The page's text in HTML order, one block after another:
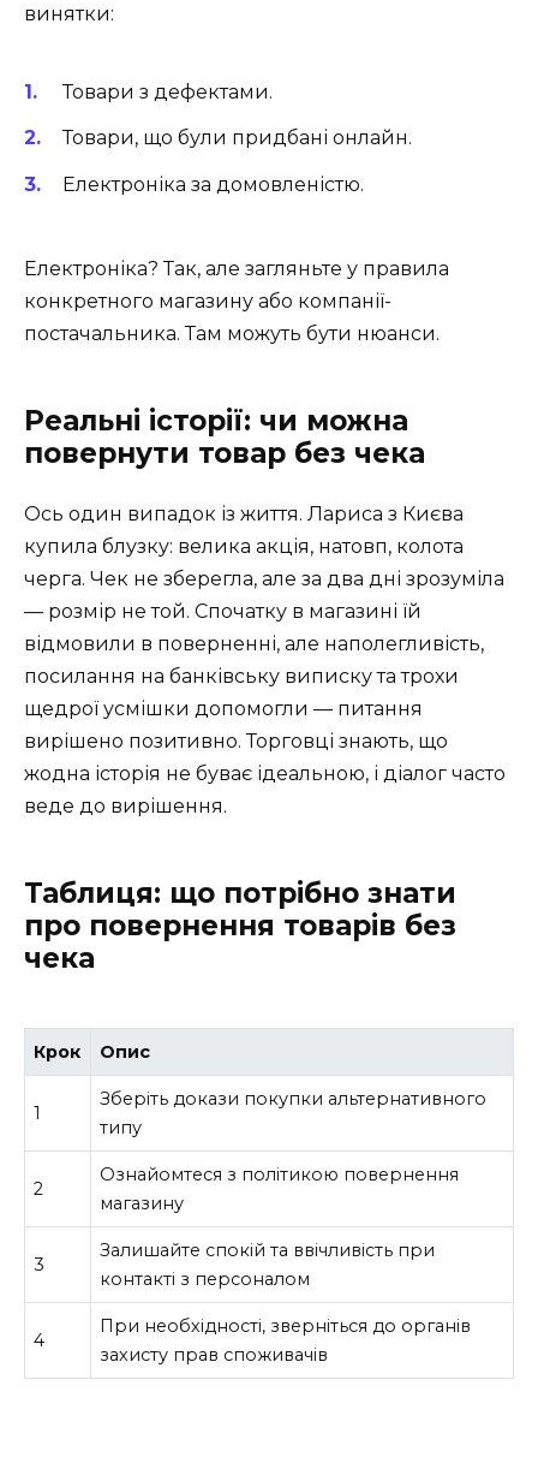
винятки:
Товари з дефектами.
Товари, що були придбані онлайн.
Електроніка за домовленістю.
Електроніка? Так, але загляньте у правила
конкретного магазину або компанії-
постачальника. Там можуть бути нюанси.
Реальні історії: чи можна
повернути товар без чека
Ось один випадок із життя. Лариса з Києва
купила блузку: велика акція, натовп, колота
черга. Чек не зберегла, але за два дні зрозуміла
— розмір не той. Спочатку в магазині їй
відмовили в поверненні, але наполегливість,
посилання на банківську виписку та трохи
щедрої усмішки допомогли — питання
вирішено позитивно. Торговці знають, що
жодна історія не буває ідеальною, і діалог часто
веде до вирішення.
Таблиця: що потрібно знати
про повернення товарів без
чека
Крок Опис
1
Зберіть докази покупки альтернативного
типу
2
Ознайомтеся з політикою повернення
магазину
3
Залишайте спокій та ввічливість при
контакті з персоналом
4
При необхідності, зверніться до органів
захисту прав споживачів